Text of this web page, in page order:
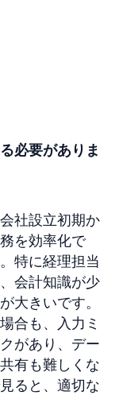
必要がありま
社設立初期か
を効率化で
特に経理担当
会計知識が少
大きいです。
合も、入力ミ
があり、デー
有も難しくな
ると、適切な